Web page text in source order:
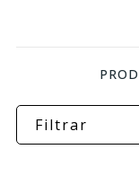
Filtrar